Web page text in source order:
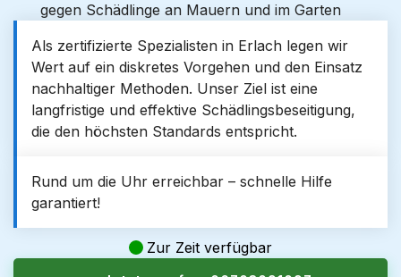
gegen Schädlinge an Mauern und im Garten
Als zertifizierte Spezialisten in Erlach legen wir
Wert auf ein diskretes Vorgehen und den Einsatz
nachhaltiger Methoden. Unser Ziel ist eine
langfristige und effektive Schädlingsbeseitigung,
die den höchsten Standards entspricht.
Rund um die Uhr erreichbar – schnelle Hilfe
garantiert!
Zur Zeit verfügbar